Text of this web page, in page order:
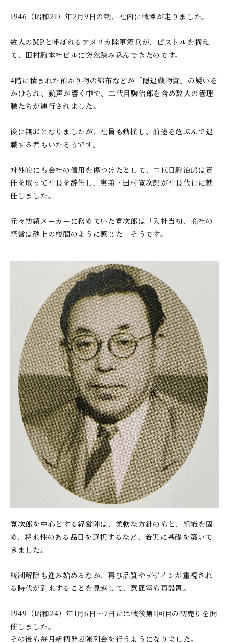
1946（昭和21）年2月9日の朝、社内に戦慄が走りました。
数人のMPと呼ばれるアメリカ陸軍憲兵が、ピストルを構え
て、田村駒本社ビルに突然踏み込んできたのです。
4階に積まれた預かり物の綿布などが「隠退蔵物資」の疑いを
かけられ、銃声が響く中で、二代目駒治郎を含め数人の管理
職たちが連行されました。
後に無罪となりましたが、社員も動揺し、前途を危ぶんで退
職する者もいたそうです。
対外的にも会社の信用を傷つけたとして、二代目駒治郎は責
任を取って社長を辞任し、実弟・田村寛次郎が社長代行に就
任しました。
元々紡績メーカーに務めていた寛次郎は「入社当初、商社の
経営は砂上の楼閣のように感じた」そうです。
寛次郎を中心とする経営陣は、柔軟な方針のもと、組織を固
め、将来性のある品目を選択するなど、着実に基礎を築いて
きました。
統制解除も進み始めるなか、再び品質やデザインが重視され
る時代が到来することを見越して、意匠室も再設置。
1949（昭和24）年1月6日〜7日には戦後第1回目の初売りを開
催しました。
その後も毎月新柄発表陳列会を行うようになりました。